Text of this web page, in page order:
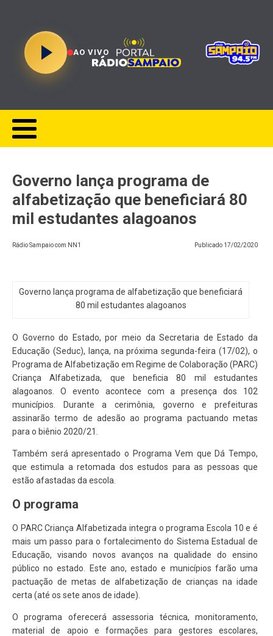
AO VIVO
Governo lança programa de
alfabetização que beneficiará 80
mil estudantes alagoanos
Rádio Sampaio com NN1 Publicado 17/02/2020
Governo lança programa de alfabetização que beneficiará
80 mil estudantes alagoanos
O Governo do Estado, por meio da Secretaria de Estado da
Educação (Seduc), lança, na próxima segunda-feira (17/02), o
Programa de Alfabetização em Regime de Colaboração (PARC)
Criança Alfabetizada, que beneficia 80 mil estudantes
alagoanos. O evento acontece com a presença dos 102
municípios. Durante a cerimônia, governo e prefeituras
assinarão termo de adesão ao programa pactuando metas
para o biênio 2020/21.
Também será apresentado o Programa Vem que Dá Tempo,
que estimula a retomada dos estudos para as pessoas que
estão afastadas da escola.
O programa
O PARC Criança Alfabetizada integra o programa Escola 10 e é
mais um passo para o fortalecimento do Sistema Estadual de
Educação, visando novos avanços na qualidade do ensino
público no estado. Este ano, estado e municípios farão uma
pactuação de metas de alfabetização de crianças na idade
certa (até os sete anos de idade).
O programa oferecerá assessoria técnica, monitoramento,
material de apoio e formações para gestores escolares,